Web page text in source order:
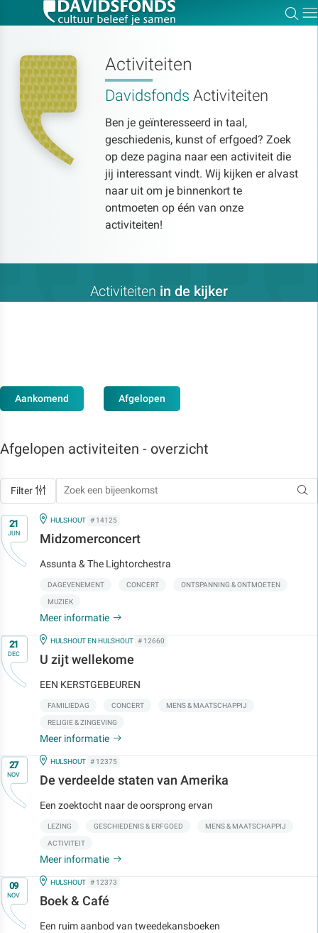
Activiteiten
Davidsfonds Activiteiten
Ben je geïnteresseerd in taal,
geschiedenis, kunst of erfgoed? Zoek
op deze pagina naar een activiteit die
jij interessant vindt. Wij kijken er alvast
naar uit om je binnenkort te
ontmoeten op één van onze
activiteiten!
Activiteiten in de kijker
Aankomend Afgelopen
Afgelopen activiteiten - overzicht
Filter
Op21
JUN
IN
HULSHOUT # 14125
Midzomerconcert
Assunta & The Lightorchestra
DAGEVENEMENT CONCERT ONTSPANNING & ONTMOETEN
MUZIEK
Meer informatie
Op21
DEC
IN
HULSHOUT EN HULSHOUT # 12660
U zijt wellekome
EEN KERSTGEBEUREN
FAMILIEDAG CONCERT MENS & MAATSCHAPPIJ
RELIGIE & ZINGEVING
Meer informatie
Op27
NOV
IN
HULSHOUT # 12375
De verdeelde staten van Amerika
Een zoektocht naar de oorsprong ervan
LEZING GESCHIEDENIS & ERFGOED MENS & MAATSCHAPPIJ
ACTIVITEIT
Meer informatie
Op09
NOV
IN
HULSHOUT # 12373
Boek & Café
Een ruim aanbod van tweedekansboeken
Zoek:
Zoeken